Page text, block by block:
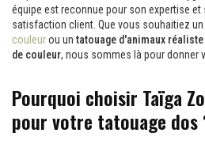
équipe est reconnue pour son expertise et
satisfaction client. Que vous souhaitiez un
couleurou un tatouage d'animaux
de couleur, nous sommes là pour donner
Pourquoi choisir Taïga
pour votre tatouage dos